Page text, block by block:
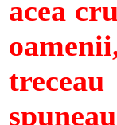
acea